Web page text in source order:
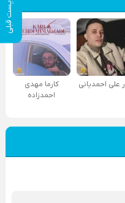
پست قبلی
علی احمدیانی
کارما مهدی
احمدزاده